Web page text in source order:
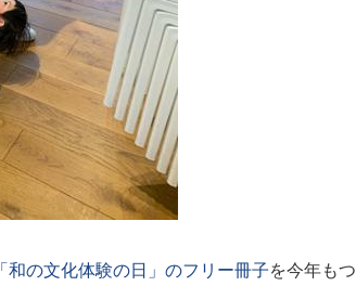
「和の文化体験の日」のフリー冊子を今年もつ